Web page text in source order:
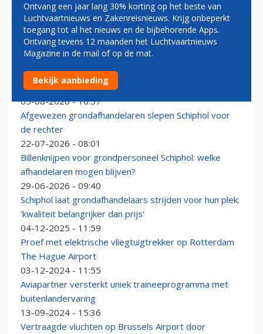
AVIAPARTNER
Saoedi’s kopen vrachtafhandelaar Aviapartner op Luik
Airport
05-08-2026 - 16:57
Afgewezen grondafhandelaren slepen Schiphol voor
de rechter
22-07-2026 - 08:01
Billenknijpen voor grondpersoneel Schiphol: welke
afhandelaren mogen blijven?
29-06-2026 - 09:40
Schiphol laat grondafhandelaars strijden voor hun plek:
'kwaliteit belangrijker dan prijs'
04-12-2025 - 11:59
Proef met elektrische vliegtuigtrekker op Rotterdam
The Hague Airport
03-12-2024 - 11:55
Aviapartner versterkt uniek traineeprogramma met
buitenlandervaring
13-09-2024 - 15:36
Vertraagde vluchten op Brussels Airport door
Ontvang een jaar lang 30% korting op het beste van
Luchtvaartnieuws en Zakenreisnieuws. Krijg onbeperkt
toegang tot al het nieuws en de bijbehorende Apps.
Ontvang tevens 12 maanden het Luchtvaartnieuws
Magazine in de mail of op de mat.
Bekijk aanbieding